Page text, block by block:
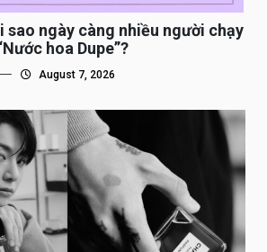
sao ngày càng nhiều người chạy
hoa Dupe”?
August 7, 2026